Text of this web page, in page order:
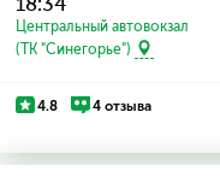
Центральный автовокзал
(ТК "Синегорье")
4.8 4 отзыва